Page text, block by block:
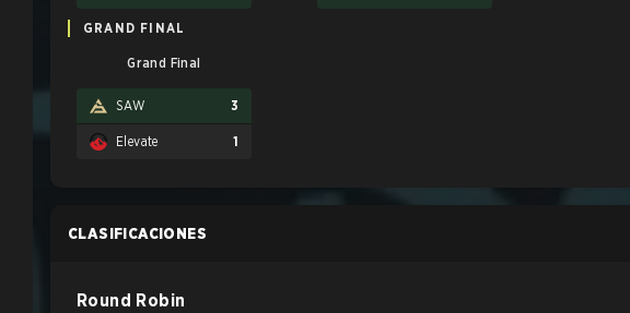
GRAND FINAL
Grand Final
SAW 3
Elevate 1
CLASIFICACIONES
Round Robin